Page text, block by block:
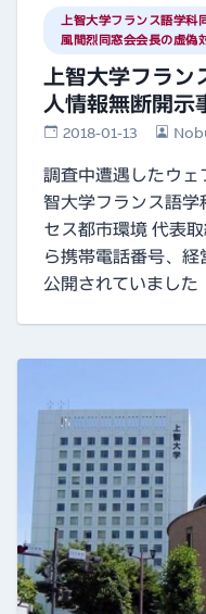
上智大学フランス語学科
風間烈同窓会会長の虚偽
上智大学フラン
人情報無断開示
2018-01-13
調査中遭遇したウ
智大学フランス語学
セス都市環境 代表
ら携帯電話番号、
公開されていました